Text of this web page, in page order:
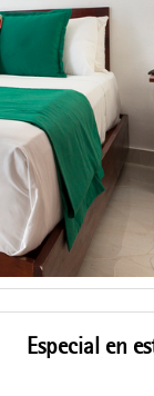
Especial en